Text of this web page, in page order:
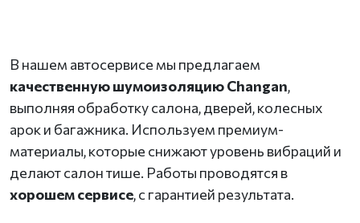
В нашем автосервисе мы предлагаем
качественную шумоизоляцию Changan,
выполняя обработку салона, дверей, колесных
арок и багажника. Используем премиум-
материалы, которые снижают уровень вибраций и
делают салон тише. Работы проводятся в
хорошем сервисе, с гарантией результата.